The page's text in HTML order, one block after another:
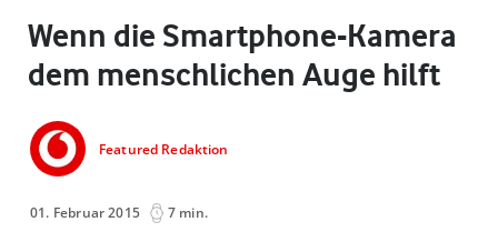
Wenn die Smartphone-Kamera
dem menschlichen Auge hilft
Featured Redaktion
01. Februar 2015 7 min.